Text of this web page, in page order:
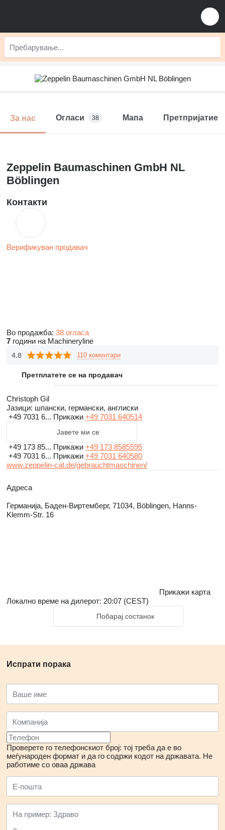
За нас Огласи 38 Мапа Претпријатие
Zeppelin Baumaschinen GmbH NL
Böblingen
Контакти
Верификуван продавач
Во продажба: 38 огласа
7 години на Machineryline
4.8 110 коментари
Претплатете се на продавач
Christoph Gil
Јазици: шпански, германски, англиски
+49 7031 6... Прикажи +49 7031 640514
Јавете ми се
+49 173 85... Прикажи +49 173 8585595
+49 7031 6... Прикажи +49 7031 640580
www.zeppelin-cat.de/gebrauchtmaschinen/
Адреса
Германија, Баден-Виртемберг, 71034, Böblingen, Hanns-
Klemm-Str. 16
Прикажи карта
Локално време на дилерот: 20:07 (CEST)
Побарај состанок
Испрати порака
Проверете го телефонскиот број: тој треба да е во
меѓународен формат и да го содржи кодот на државата. Не
работиме со оваа држава